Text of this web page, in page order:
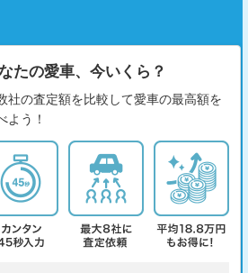
たの愛車、今いくら？
社の査定額を比較して愛車の最高額を
よう！